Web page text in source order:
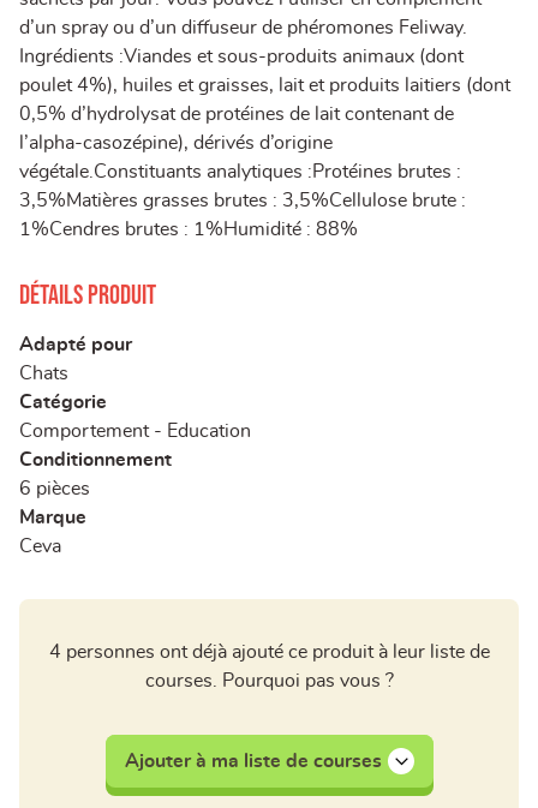
d’un spray ou d’un diffuseur de phéromones Feliway.
Ingrédients :Viandes et sous-produits animaux (dont
poulet 4%), huiles et graisses, lait et produits laitiers (dont
0,5% d’hydrolysat de protéines de lait contenant de
l’alpha-casozépine), dérivés d’origine
végétale.Constituants analytiques :Protéines brutes :
3,5%Matières grasses brutes : 3,5%Cellulose brute :
1%Cendres brutes : 1%Humidité : 88%
Détails produit
Adapté pour
Chats
Catégorie
Comportement - Education
Conditionnement
6 pièces
Marque
Ceva
4 personnes ont déjà ajouté ce produit à leur liste de
courses. Pourquoi pas vous ?
Ajouter à ma liste de courses